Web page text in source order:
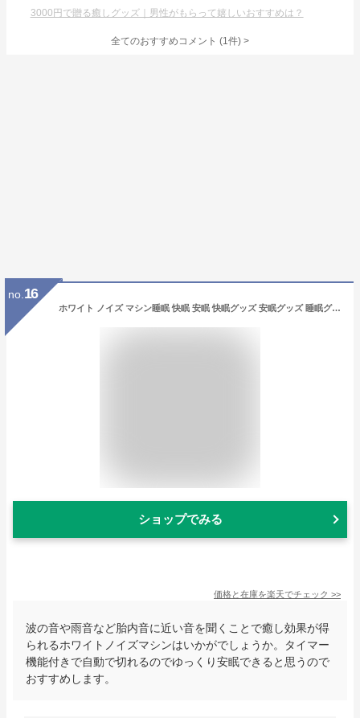
3000円で贈る癒しグッズ｜男性がもらって嬉しいおすすめは？
全てのおすすめコメント (1件) >
no. 16
ホワイト ノイズ マシン睡眠 快眠 安眠 快眠グッズ 安眠グッズ 睡眠グッズ イヤホン入力 不眠 睡眠改善 集中力アップ 勉強 騒音 雑音 防音 遮音 ナイトライト 哺乳ライト USB充電式 集中力対策 リラックス 海の音 夏夜 赤ちゃん 胎内音 出産祝い ギフト
ショップでみる
価格と在庫を楽天でチェック >>
波の音や雨音など胎内音に近い音を聞くことで癒し効果が得
られるホワイトノイズマシンはいかがでしょうか。タイマー
機能付きで自動で切れるのでゆっくり安眠できると思うので
おすすめします。